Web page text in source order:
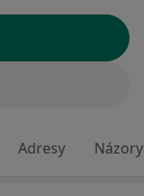
Adresy